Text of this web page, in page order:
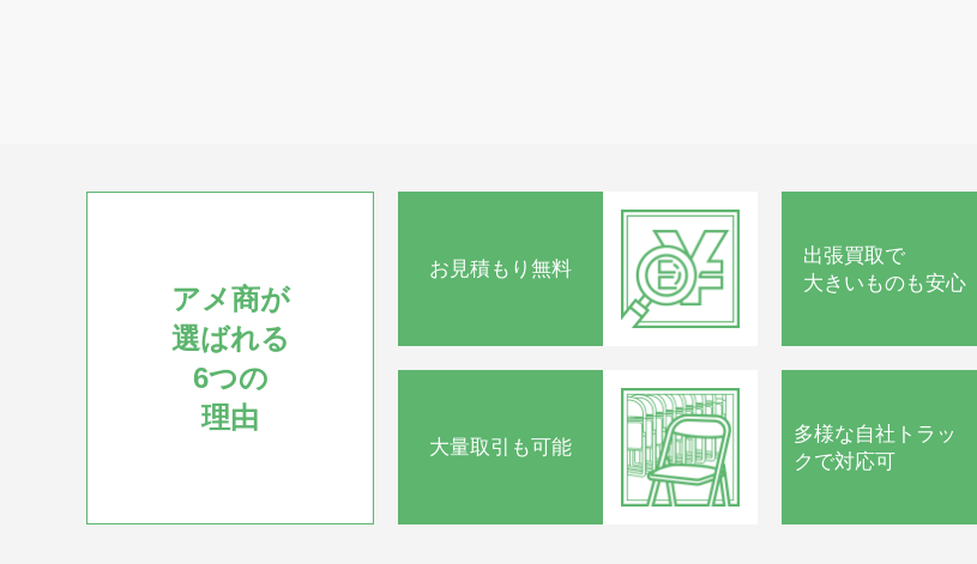
アメ商が
選ばれる
6つの
理由
お見積もり無料
出張買取で
大きいものも安心
大量取引も可能
多様な自社トラッ
クで対応可